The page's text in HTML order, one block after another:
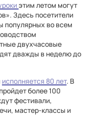
этим летом могут
Здесь посетители
популярных во всем
двухчасовые
дважды в неделю до
исполняется 80 лет. В
более 100
фестивали,
мастер-классы и